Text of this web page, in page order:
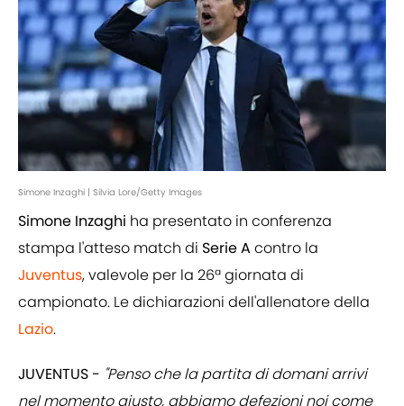
Simone Inzaghi | Silvia Lore/Getty Images
Simone Inzaghi ha presentato in conferenza
stampa l'atteso match di Serie A contro la
Juventus, valevole per la 26ª giornata di
campionato. Le dichiarazioni dell'allenatore della
Lazio.
JUVENTUS - "Penso che la partita di domani arrivi
nel momento giusto, abbiamo defezioni noi come